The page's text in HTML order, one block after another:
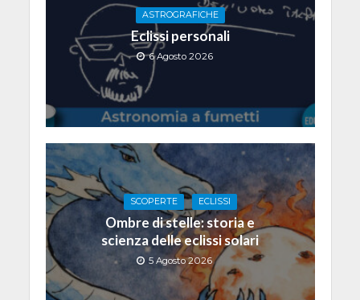
ASTROGRAFICHE
Eclissi personali
6 Agosto 2026
SCOPERTE ECLISSI
Ombre di stelle: storia e
scienza delle eclissi solari
5 Agosto 2026